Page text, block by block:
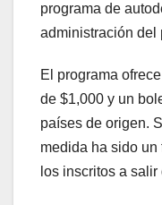
programa de
administración del
El programa
de $1,000 y un
países de origen.
medida ha sido un
los inscritos a